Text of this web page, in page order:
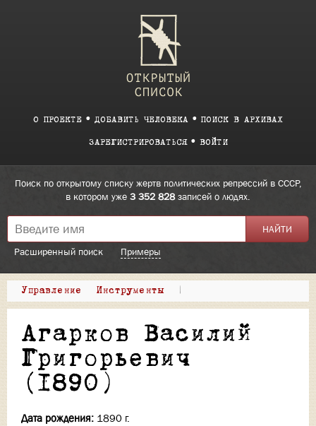
О ПРОЕКТЕ ДОБАВИТЬ ЧЕЛОВЕКА ПОИСК В АРХИВАХ
ЗАРЕГИСТРИРОВАТЬСЯ ВОЙТИ
Поиск по открытому списку жертв политических репрессий в СССР,
в котором уже 3 352 828записей о людях.
Расширенный поиск Примеры
Управление Инструменты |
Агарков Василий
Григорьевич
(1890)
Дата рождения: 1890 г.